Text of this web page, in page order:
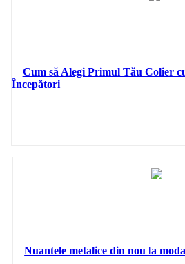
Cum să Alegi Primul Tău Colier
Începători
Nuantele metalice din nou la